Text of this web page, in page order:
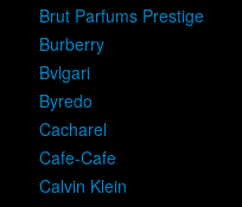
Brut Parfums Prestige
Burberry
Bvlgari
Byredo
Cacharel
Cafe-Cafe
Calvin Klein